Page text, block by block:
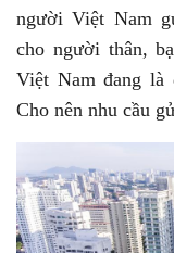
người Việt Nam
cho người thân,
Việt Nam đang là
Cho nên nhu cầu